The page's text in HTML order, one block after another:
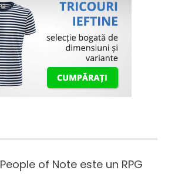
People of Note este un RPG